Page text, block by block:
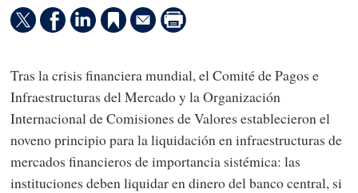
Tras la crisis financiera mundial, el Comité de Pagos e
Infraestructuras del Mercado y la Organización
Internacional de Comisiones de Valores establecieron el
noveno principio para la liquidación en infraestructuras de
mercados financieros de importancia sistémica: las
instituciones deben liquidar en dinero del banco central, si